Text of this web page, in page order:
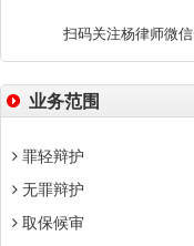
扫码关注杨律师微信
业务范围
罪轻辩护
无罪辩护
取保候审